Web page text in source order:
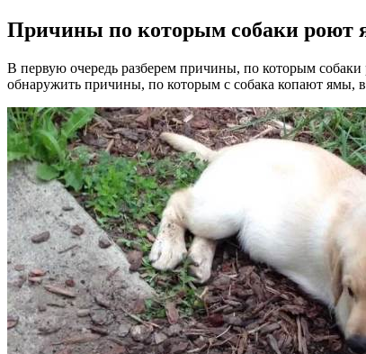
Причины по которым собаки роют
В первую очередь разберем причины, по которым
обнаружить причины, по которым с собака копают ямы,